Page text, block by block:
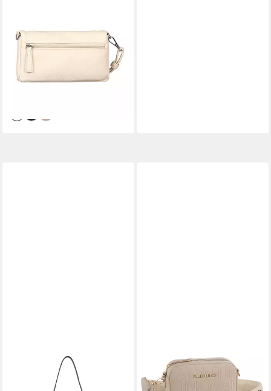
Design mit Logoprägung und
fließender Silhouette in
Lederoptik
33,49 €